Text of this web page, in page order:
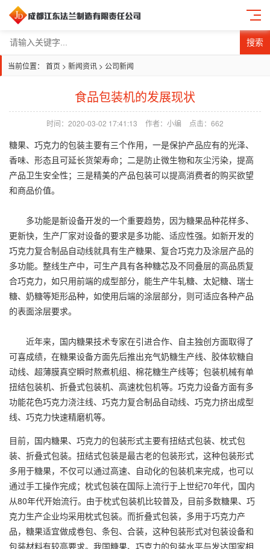
搜索
当前位置： 首页 > 新闻资讯 > 公司新闻
食品包装机的发展现状
时间：2020-03-02 17:41:13 作者：小编 点击： 662
糖果、巧克力的包装主要有三个作用，一是保护产品应有的光泽、
香味、形态且可延长货架寿命；二是防止微生物和灰尘污染，提高
产品卫生安全性；三是精美的产品包装可以提高消费者的购买欲望
和商品价值。
多功能是新设备开发的一个重要趋势，因为糖果品种花样多、
更新快，生产厂家对设备的要求是多功能、适应性强。如新开发的
巧克力复合制品自动线就具有生产糖果、复合巧克力及涂层产品的
多功能。整线生产中，可生产具有各种糖芯及不同叠层的高品质复
合巧克力，如只用前端的成型部分，能生产牛轧糖、太妃糖、瑞士
糖、奶糖等矩形品种，如使用后端的涂层部分，则可适应各种产品
的表面涂层要求。
近年来，国内糖果技术专家在引进合作、自主独创方面取得了
可喜成绩，在糖果设备方面先后推出充气奶糖生产线、胶体软糖自
动线、超薄膜真空瞬时熬煮机组、棉花糖生产线等；包装机械有单
扭结包装机、折叠式包装机、高速枕包机等。巧克力设备方面有多
功能花色巧克力浇注线、巧克力复合制品自动线、巧克力挤出成型
线、巧克力快速精磨机等。
目前，国内糖果、巧克力的包装形式主要有扭结式包装、枕式包
装、折叠式包装。扭结式包装是最古老的包装形式，这种包装形式
多用于糖果，不仅可以通过高速、自动化的包装机来完成，也可以
通过手工操作完成；枕式包装在国际上流行于上世纪70年代，国内
从80年代开始流行。由于枕式包装机比较普及，目前多数糖果、巧
克力生产企业均采用枕式包装。而折叠式包装，多用于巧克力产
品，糖果适宜做成卷包、条包、合装，这种包装形式对包装设备和
包装材料有较高要求。我国糖果、巧克力的包装水平与发达国家相